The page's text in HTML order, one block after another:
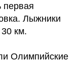
первая
Лыжники
км.
Олимпийские